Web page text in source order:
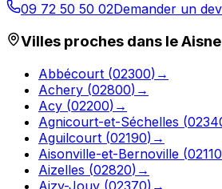
09 72 50 50 02Demander un
Villes proches dans leAisne
Abbécourt (02300) →
Achery (02800) →
Acy (02200) →
Agnicourt-et-Séchelles (
Aguilcourt (02190) →
Aisonville-et-Bernoville (02110
Aizelles (02820) →
Aizy-Jouy (02370) →